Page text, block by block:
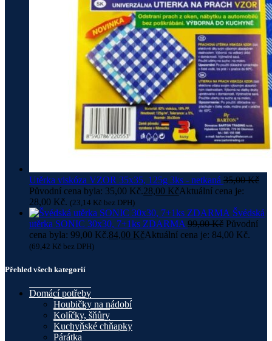
Utěrka viskóza VZOR 35x35, 125g 3ks - netkaná 35,00Kč
Původní cena byla: 35,00 Kč.28,00 KčAktuální cena je:
28,00 Kč. (23,14 Kč bez DPH)
Švédská
utěrka SONIC 30x30, 7+1ks ZDARMA 99,00Kč Původní
cena byla: 99,00 Kč.84,00 KčAktuální cena je: 84,00 Kč.
(69,42 Kč bez DPH)
Přehled všech kategorií
Domácí potřeby
Houbičky na nádobí
Kolíčky, šňůry
Kuchyňské chňapky
Párátka